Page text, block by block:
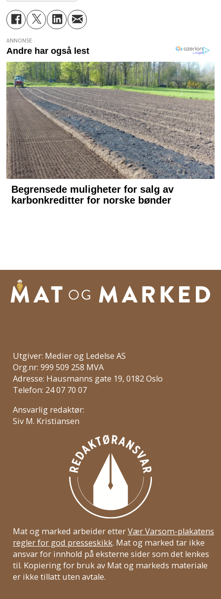
ANNONSE
Utgiver: Medier og Ledelse AS
Org.nr: 999 509 258 MVA
Adresse: Hausmanns gate 19, 0182 Oslo
Telefon: 24 07 70 07
Ansvarlig redaktør:
Siv M. Kristiansen
Mat og marked arbeider etterVær Varsom-plakatens
regler for god presseskikk. Mat og marked tar ikke
ansvar for innhold på eksterne sider som det lenkes
til. Kopiering for bruk av Mat og markeds materiale
er ikke tillatt uten avtale.